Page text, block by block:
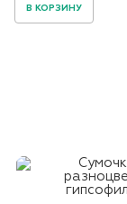
В КОРЗИНУ